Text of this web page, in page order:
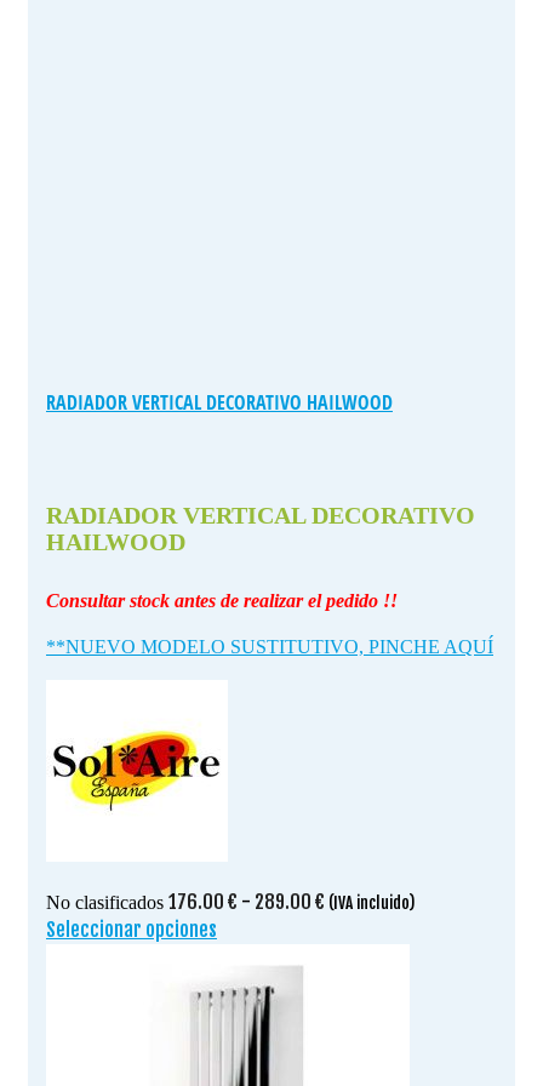
RADIADOR VERTICAL DECORATIVO HAILWOOD
RADIADOR VERTICAL DECORATIVO
HAILWOOD
Consultar stock antes de realizar el pedido !!
**NUEVO MODELO SUSTITUTIVO, PINCHE AQUÍ
No clasificados 176.00 € - 289.00 € Rango
(IVA incluido)
Seleccionar opciones
múltiples
variantes.
Las